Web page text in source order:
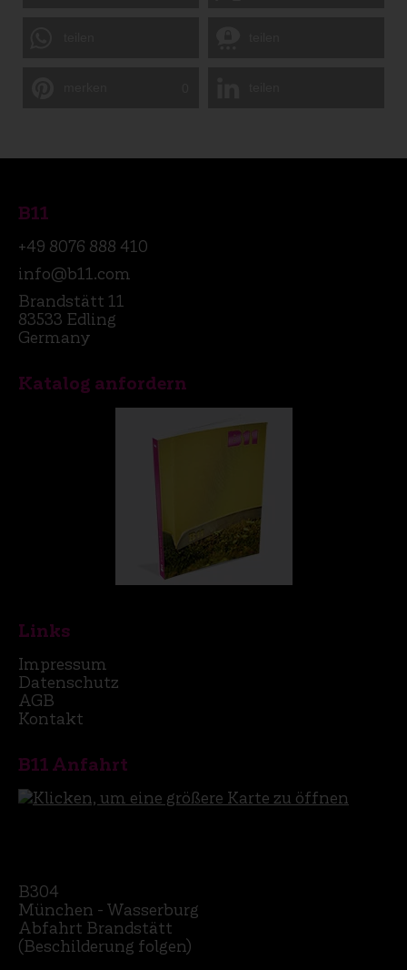
B11
+49 8076 888 410
info@b11.com
Brandstätt 11
83533 Edling
Germany
Katalog anfordern
Links
Impressum
Datenschutz
AGB
Kontakt
B11 Anfahrt
B304
München - Wasserburg
Abfahrt Brandstätt
(Beschilderung folgen)